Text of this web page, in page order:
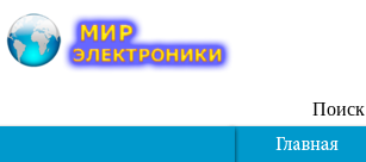
Поиск